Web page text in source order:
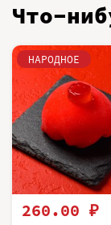
Что-
НАРОДНОЕ
260.00 ₽